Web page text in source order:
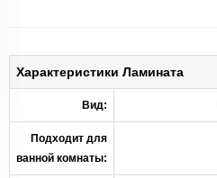
Характеристики Ламината
Вид:
Подходит для
ванной комнаты: